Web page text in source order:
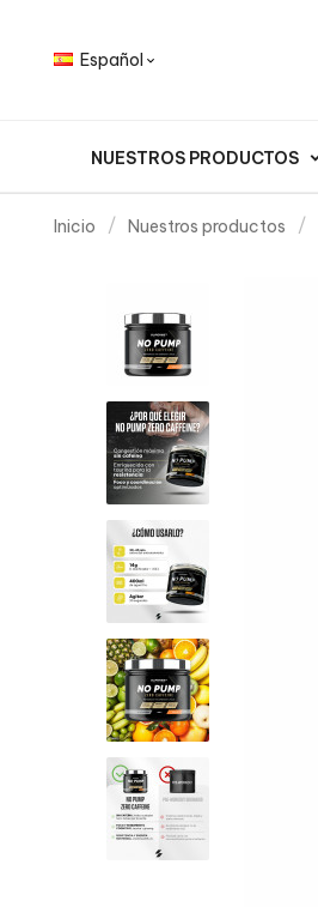
Español 
NUESTROS PRODUCTOS
Inicio Nuestros productos